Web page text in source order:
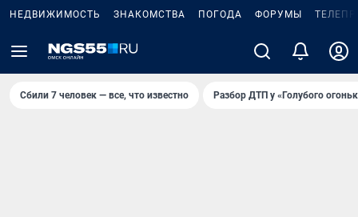
НЕДВИЖИМОСТЬ ЗНАКОМСТВА ПОГОДА ФОРУМЫ
Сбили 7 человек — все, что известно Разбор ДТП у «Голубого